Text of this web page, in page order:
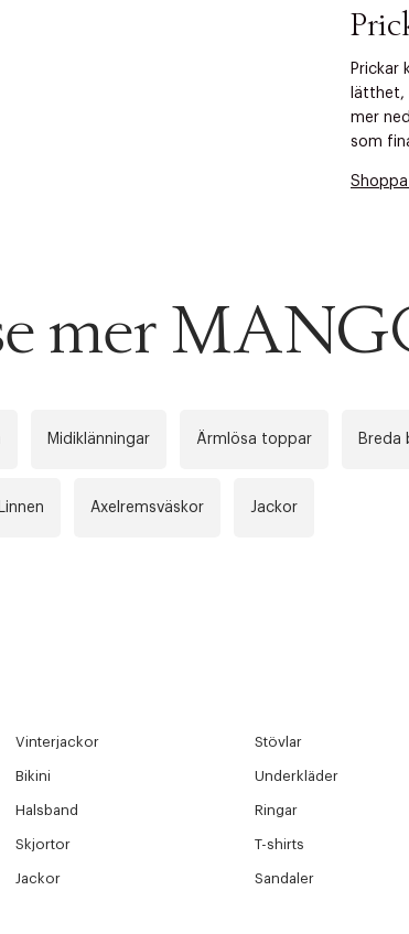
Prickar
lätthet,
mer
som
mer
Midiklänningar Ärmlösa toppar Breda
Linnen Axelremsväskor Jackor
Vinterjackor Stövlar
Bikini Underkläder
Halsband Ringar
Skjortor T-shirts
Jackor Sandaler